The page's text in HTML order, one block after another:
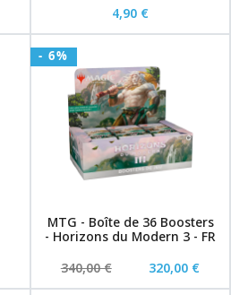
4,90 €
- 6%
MTG - Boîte de 36 Boosters
- Horizons du Modern 3 - FR
340,00 €
320,00 €